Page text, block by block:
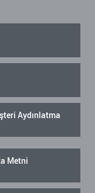
Aydınlatma
Metni